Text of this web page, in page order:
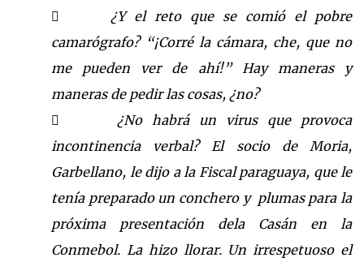

¿Y el reto que se comió el pobre
camarógrafo? “¡Corré la cámara, che, que no
mepueden ver de ahí!” Hay maneras y
maneras de pedir las cosas, ¿no?

¿No habrá un virus que provoca
incontinencia verbal? El socio de Moria,
Garbellano, le dijo ala Fiscalparaguaya, que le
tenía preparado un conchero y plumas para la
próxima presentación dela Casán en la
Conmebol. Lahizo llorar. Un irrespetuoso el